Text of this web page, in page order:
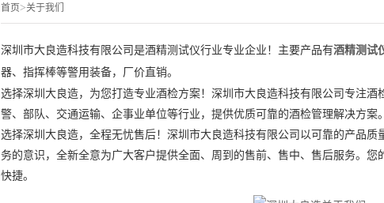
首页>关于我们
深圳市大良造科技有限公司是酒精测试仪行业专业企业！主要产品有酒精测试
器、指挥棒等警用装备，厂价直销。
选择深圳大良造，为您打造专业酒检方案！ 深圳市大良造科技有限公司专注酒
警、部队、交通运输、企事业单位等行业，提供优质可靠的酒检管理解决方案
选择深圳大良造，全程无忧售后！ 深圳市大良造科技有限公司 以可靠的产品质
务的意识，全新全意为广大客户提供全面、周到的售前、售中、售后服务。
快捷。